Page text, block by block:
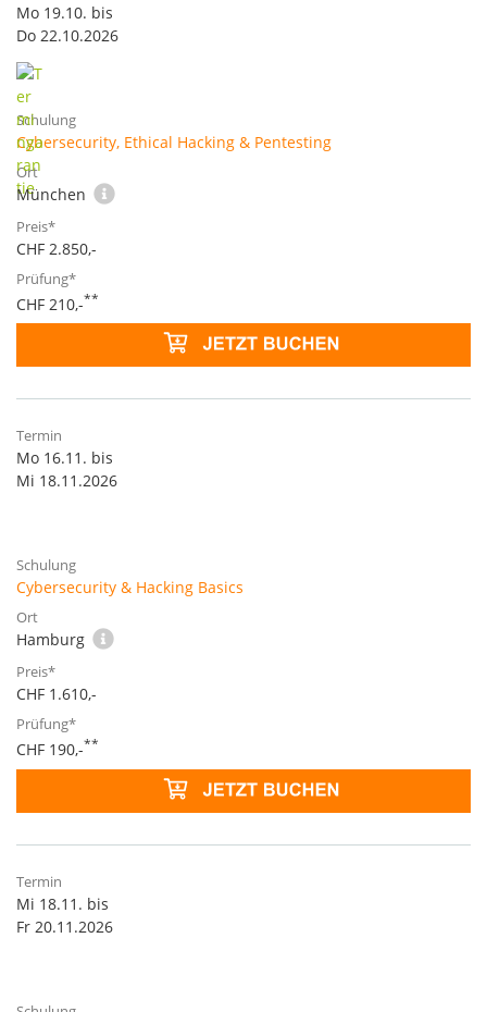
Mo 19.10. bis
Do 22.10.2026
Cybersecurity, Ethical Hacking & Pentesting
München
CHF 2.850,-
CHF 210,-**
Mo 16.11. bis
Mi 18.11.2026
Cybersecurity & Hacking Basics
Hamburg
CHF 1.610,-
CHF 190,-**
Mi 18.11. bis
Fr 20.11.2026